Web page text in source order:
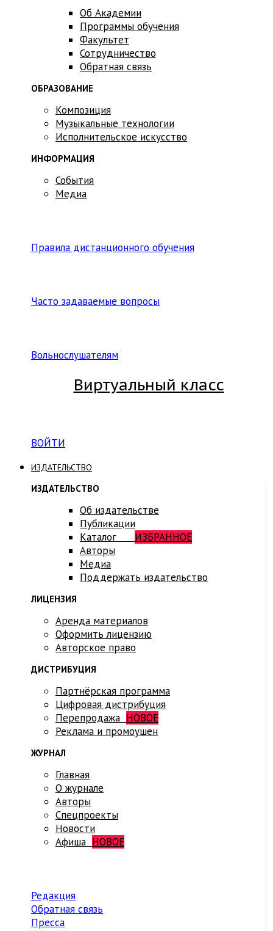
Об Академии
Программы обучения
Факультет
Сотрудничество
Обратная связь
ОБРАЗОВАНИЕ
Композиция
Музыкальные технологии
Исполнительское искусство
ИНФОРМАЦИЯ
События
Медиа
Правила дистанционного обучения
Часто задаваемые вопросы
Вольнослушателям
Виртуальный класс
ВОЙТИ
ИЗДАТЕЛЬСТВО
ИЗДАТЕЛЬСТВО
Об издательстве
Публикации
Каталог ИЗБРАННОЕ
Авторы
Медиа
Поддержать издательство
ЛИЦЕНЗИЯ
Аренда материалов
Оформить лицензию
Авторское право
ДИСТРИБУЦИЯ
Партнёрская программа
Цифровая дистрибуция
Перепродажа НОВОЕ
Реклама и промоушен
ЖУРНАЛ
Главная
О журнале
Авторы
Спецпроекты
Новости
Афиша НОВОЕ
Редакция
Обратная связь
Пресса